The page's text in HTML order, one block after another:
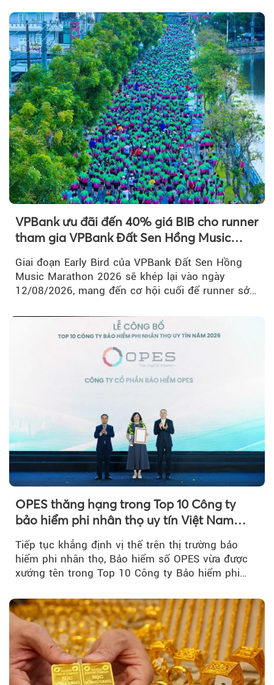
VPBank ưu đãi đến 40% giá BIB cho runner
tham gia VPBank Đất Sen Hồng Music
Giai đoạn Early Bird của VPBank Đất Sen Hồng
Music Marathon 2026 sẽ khép lại vào ngày
12/08/2026, mang đến cơ hội cuối để runner sở
OPES thăng hạng trong Top 10 Công ty
bảo hiểm phi nhân thọ uy tín Việt Nam
2026
Tiếp tục khẳng định vị thế trên thị trường bảo
hiểm phi nhân thọ, Bảo hiểm số OPES vừa được
xướng tên trong Top 10 Công ty Bảo hiểm phi